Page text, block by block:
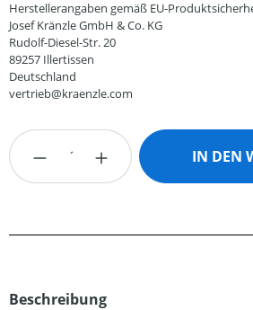
Herstellerangaben gemäß EU-
Josef Kränzle GmbH & Co. KG
Rudolf-Diesel-Str. 20
89257 Illertissen
Deutschland
vertrieb@kraenzle.com
Produkt Anzahl: Gib den
IN DEN
Beschreibung